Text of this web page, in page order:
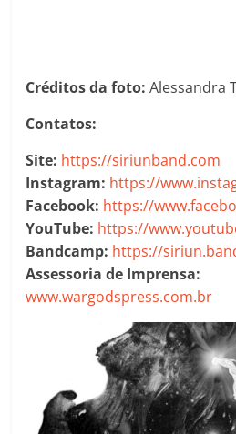
Créditos da foto: Alessandra
Contatos:
Site: https://siriunband.com
Instagram: https://
Facebook: https://
YouTube: https://
Bandcamp: https://
Assessoria de Imprensa:
www.wargodspress.com.br